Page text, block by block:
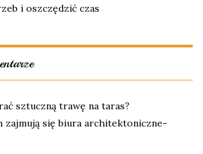
i oszczędzić czas
sztuczną trawę na taras?
zajmują się biura architektoniczne-